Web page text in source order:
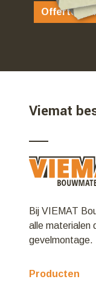
Offerte
Viemat
Bij VIEMAT
alle materialen
gevelmontage.
Producten